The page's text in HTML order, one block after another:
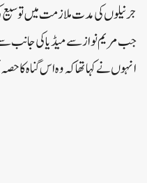
جرنیلوں کی مدت ملازمت میں
جب مریم نواز سے میڈیا کی جانب سے
انہوں نے کہا تھا کہ وہ اس گناہ کا